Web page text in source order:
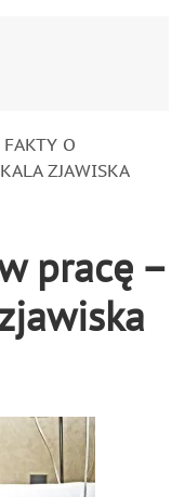
FAKTY O
ZJAWISKA
pracę –